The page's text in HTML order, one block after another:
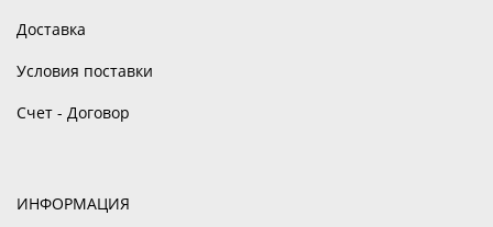
Доставка
Условия поставки
Счет - Договор
ИНФОРМАЦИЯ